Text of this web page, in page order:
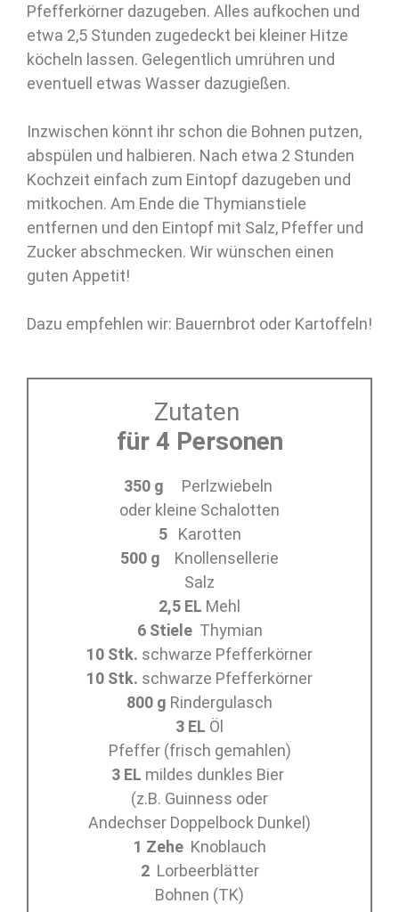
Pfefferkörner dazugeben. Alles aufkochen und
etwa 2,5 Stunden zugedeckt bei kleiner Hitze
köcheln lassen. Gelegentlich umrühren und
eventuell etwas Wasser dazugießen.
Inzwischen könnt ihr schon die Bohnen putzen,
abspülen und halbieren. Nach etwa 2 Stunden
Kochzeit einfach zum Eintopf dazugeben und
mitkochen. Am Ende die Thymianstiele
entfernen und den Eintopf mit Salz, Pfeffer und
Zucker abschmecken. Wir wünschen einen
guten Appetit!
Dazu empfehlen wir: Bauernbrot oder Kartoffeln!
Zutaten
für 4 Personen
350 g
Perlzwiebeln
oder kleine Schalotten
5
Karotten
500 g
Knollensellerie
Salz
2,5 EL Mehl
6 Stiele Thymian
10 Stk. schwarze Pfefferkörner
10 Stk. schwarze Pfefferkörner
800 g Rindergulasch
3 EL Öl
Pfeffer (frisch gemahlen)
3 EL mildes dunkles Bier
(z.B. Guinness oder
Andechser Doppelbock Dunkel)
1 Zehe Knoblauch
2 Lorbeerblätter
Bohnen (TK)